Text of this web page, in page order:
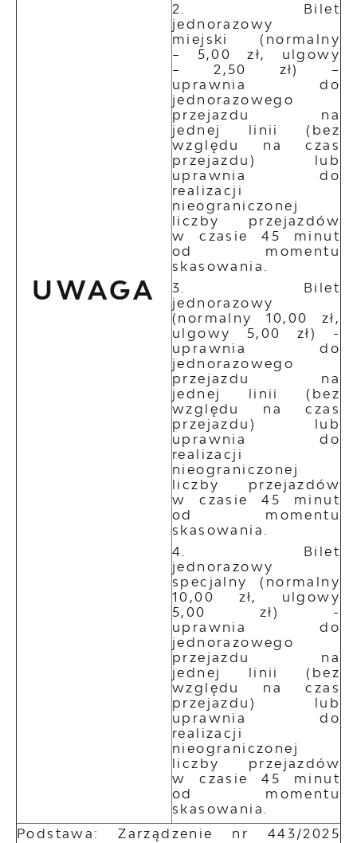
UWAGA
Bilet
jednorazowy
miejski (normalny
– 5,00 zł, ulgowy
– 2,50 zł) –
uprawnia do
jednorazowego
przejazdu na
jednej linii (bez
względu na czas
przejazdu) lub
uprawnia do
realizacji
nieograniczonej
liczby przejazdów
w czasie 45 minut
od momentu
skasowania.
Bilet
jednorazowy
(normalny 10,00 zł,
ulgowy 5,00 zł) -
uprawnia do
jednorazowego
przejazdu na
jednej linii (bez
względu na czas
przejazdu) lub
uprawnia do
realizacji
nieograniczonej
liczby przejazdów
w czasie 45 minut
od momentu
skasowania.
Bilet
jednorazowy
specjalny (normalny
10,00 zł, ulgowy
5,00 zł) -
uprawnia do
jednorazowego
przejazdu na
jednej linii (bez
względu na czas
przejazdu) lub
uprawnia do
realizacji
nieograniczonej
liczby przejazdów
w czasie 45 minut
od momentu
skasowania.
Podstawa: Zarządzenie nr 443/2025